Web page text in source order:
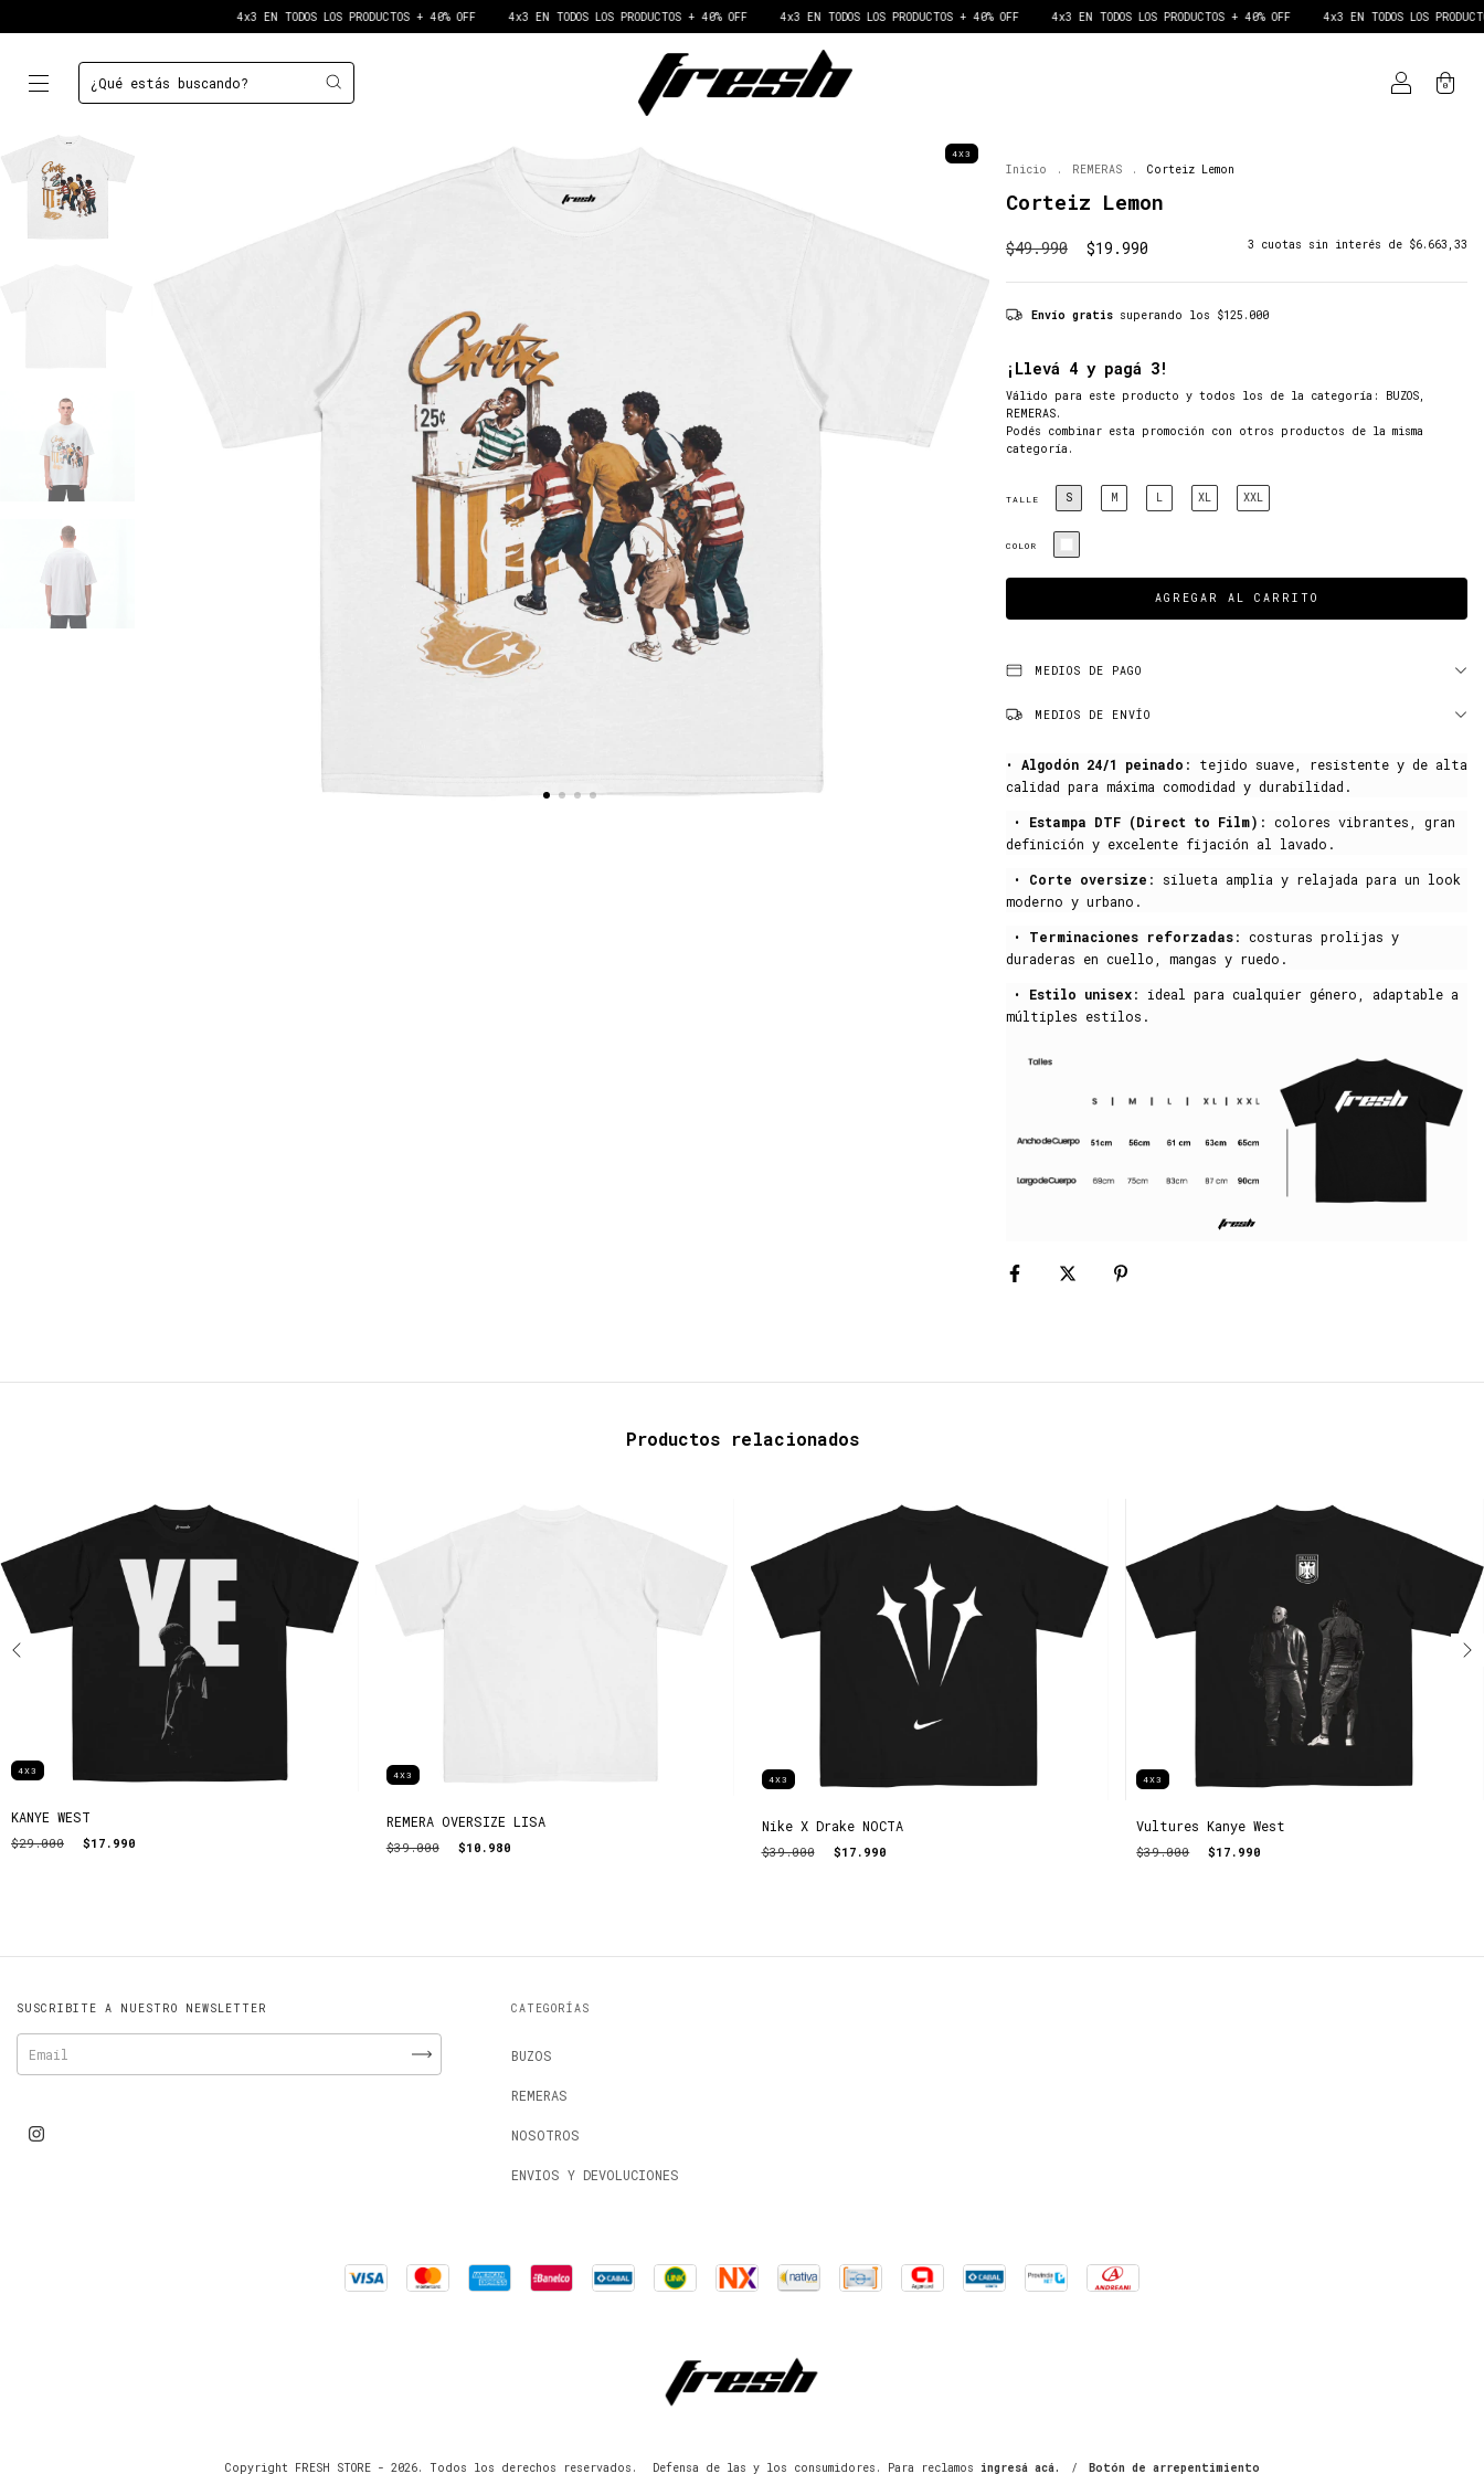
4x3 EN TODOS LOS PRODUCTOS + 40% OFF 4x3 EN TODOS LOS PRODUCTOS + 40% OFF 4x3 EN TODOS LOS PRODUCTOS + 40% OFF 4x3 EN TODOS LOS PRODUCTOS + 40% OFF 4x3 EN TODOS LOS PRODUCTOS +
0
4X3
Inicio . REMERAS . Corteiz Lemon
Corteiz Lemon
$49.990 $19.990 3 cuotas sin interés de $6.663,33
Envío gratis superando los $125.000
¡Llevá 4 y pagá 3!
Válido para este producto y todos los de la categoría: BUZOS,
REMERAS.
Podés combinar esta promoción con otros productos de la misma
categoría.
TALLE S M L XL XXL
COLOR
MEDIOS DE PAGO
MEDIOS DE ENVÍO
• Algodón 24/1 peinado : tejido suave, resistente y de alta
calidad para máxima comodidad y durabilidad.
•
Estampa DTF (Direct to Film) : colores vibrantes, gran
definición y excelente fijación al lavado.
•
Corte oversize : silueta amplia y relajada para un look
moderno y urbano.
•
Terminaciones reforzadas: costuras prolijas y
duraderas en cuello, mangas y ruedo.
•
Estilo unisex: ideal para cualquier género, adaptable a
múltiples estilos.
Productos relacionados
4X3
KANYE WEST
$29.000 $17.990
4X3
REMERA OVERSIZE LISA
$39.000 $10.980
4X3
Nike X Drake NOCTA
$39.000 $17.990
4X3
Vultures Kanye West
$39.000 $17.990
SUSCRIBITE A NUESTRO NEWSLETTER CATEGORÍAS
BUZOS
REMERAS
NOSOTROS
ENVIOS Y DEVOLUCIONES
Copyright FRESH STORE - 2026. Todos los derechos reservados. Defensa de las y los consumidores. Para reclamos ingresá acá. / Botón de arrepentimiento